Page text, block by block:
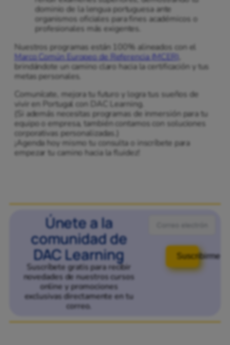
dominio de la lengua portuguesa ante
organismos oficiales para fines académicos o
profesionales más exigentes.
Nuestros programas están 100% alineados con el
Marco Común Europeo de Referencia (MCER)
brindándote un camino claro hacia la certificación y tus
metas personales.
Comunícate, mejora tu futuro y logra tus sueños de
vivir en Portugal con DAC Learning.
(Si además necesitas programas de inmersión para tu
equipo o empresa, también contamos con soluciones
corporativas personalizadas.)
¡Agenda hoy mismo tu consulta o inscríbete para
empezar tu camino hacia la fluidez!
Suscribirme
Únete a la
comunidad de
DAC Learning
Suscríbete gratis para recibir
novedades de nuestros cursos
online y promociones
exclusivas directamente en tu
correo.